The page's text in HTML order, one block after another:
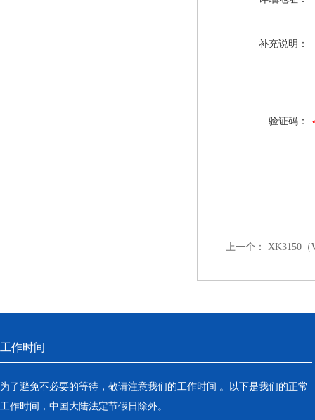
补充说明：
验证码：
上一个： XK3150（
工作时间
为了避免不必要的等待，敬请注意我们的工作时间 。以下是我们的正常
工作时间，中国大陆法定节假日除外。